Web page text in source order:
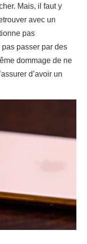
Mais, il faut y
avec un
pas
pas passer par des
dommage de ne
d’avoir un